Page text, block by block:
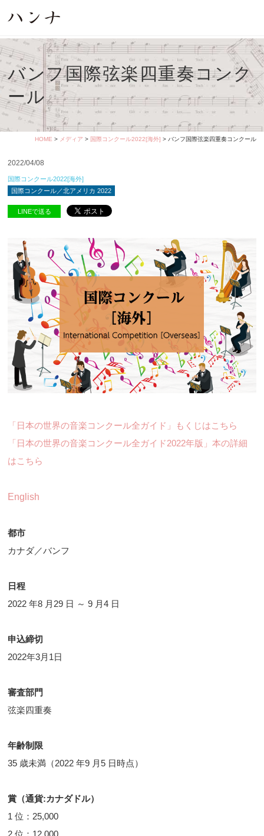
バンフ国際弦楽四重奏コンク
ール
HOME > メディア > 国際コンクール2022[海外] > バンフ国際弦楽四重奏コンクール
2022/04/08
国際コンクール2022[海外]
国際コンクール／北アメリカ 2022
LINEで送る
「日本の世界の音楽コンクール全ガイド」もくじはこちら
「日本の世界の音楽コンクール全ガイド2022年版」本の詳細
はこちら
English
都市
カナダ／バンフ
日程
2022 年8 月29 日 ～ 9 月4 日
申込締切
2022年3月1日
審査部門
弦楽四重奏
年齢制限
35 歳未満（2022 年9 月5 日時点）
賞（通貨:カナダドル）
1 位：25,000